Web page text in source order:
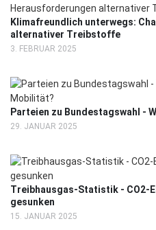
Klimafreundlich unterwegs:
alternativer Treibstoffe
3. FEBRUAR 2025
Parteien zu Bundestagswahl -
29. JANUAR 2025
Treibhausgas-Statistik - CO2-
gesunken
15. JANUAR 2025